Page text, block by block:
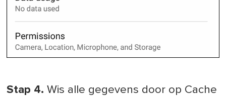
Stap 4. Wis alle gegevens door op Cache